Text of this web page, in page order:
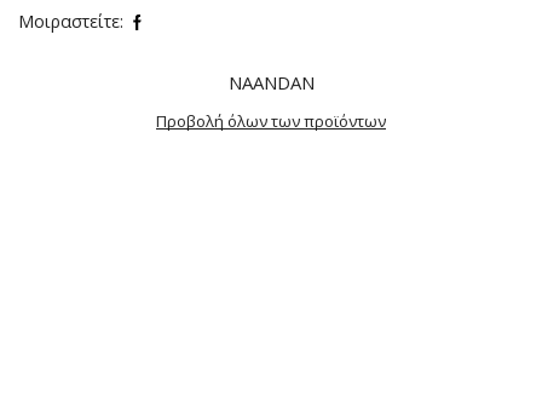
Μοιραστείτε:
NAANDAN
Προβολή όλων των προϊόντων